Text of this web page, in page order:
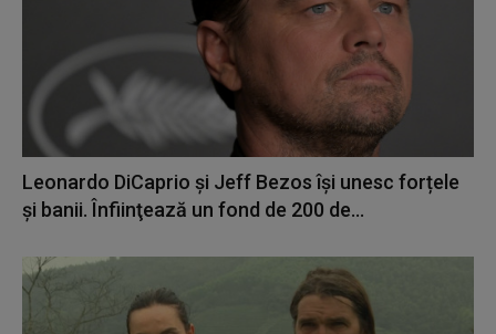
Leonardo DiCaprio şi Jeff Bezos își unesc forțele
și banii. Înfiinţează un fond de 200 de...